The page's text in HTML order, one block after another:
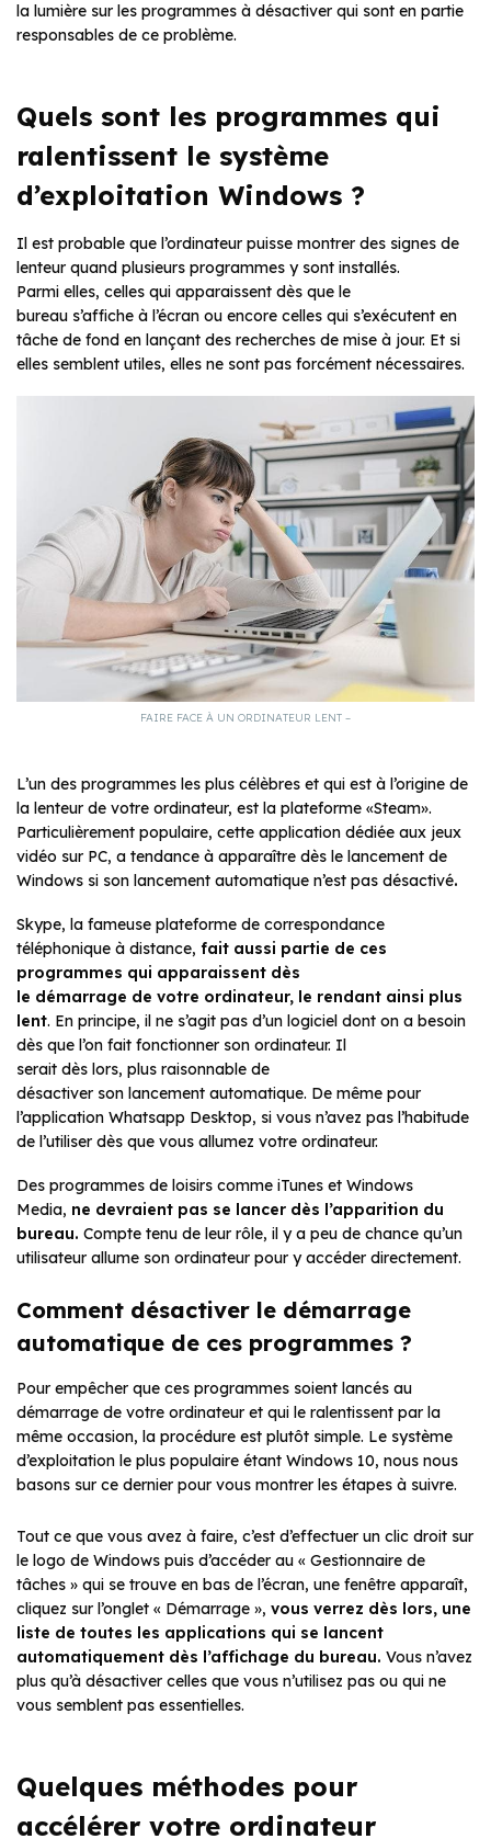
la lumière sur les programmes à désactiver qui sont en partie
responsables de ce problème.
Quels sont les programmes qui
ralentissent le système
d’exploitation Windows ?
Il est probable que l’ordinateur puisse montrer des signes de
lenteur quand plusieurs programmes y sont installés.
Parmi elles, celles qui apparaissent dès que le
bureau s’affiche à l’écran ou encore celles qui s’exécutent en
tâche de fond en lançant des recherches de mise à jour. Et si
elles semblent utiles, elles ne sont pas forcément nécessaires.
FAIRE FACE À UN ORDINATEUR LENT –
L’un des programmes les plus célèbres et qui est à l’origine de
la lenteur de votre ordinateur, est la plateforme «Steam».
Particulièrement populaire, cette application dédiée aux jeux
vidéo sur PC, a tendance à apparaître dès le lancement de
Windows si son lancement automatique n’est pas désactivé.
Skype, la fameuse plateforme de correspondance
téléphonique à distance, fait aussi partie de ces
programmes qui apparaissent dès
le démarrage de votre ordinateur, le rendant ainsi plus
lent. En principe, il ne s’agit pas d’un logiciel dont on a besoin
dès que l’on fait fonctionner son ordinateur. Il
serait dès lors, plus raisonnable de
désactiver son lancement automatique. De même pour
l’application Whatsapp Desktop, si vous n’avez pas l’habitude
de l’utiliser dès que vous allumez votre ordinateur.
Des programmes de loisirs comme iTunes et Windows
Media, ne devraient pas se lancer dès l’apparition du
bureau. Compte tenu de leur rôle, il y a peu de chance qu’un
utilisateur allume son ordinateur pour y accéder directement.
Comment désactiver le démarrage
automatique de ces programmes ?
Pour empêcher que ces programmes soient lancés au
démarrage de votre ordinateur et qui le ralentissent par la
même occasion, la procédure est plutôt simple. Le système
d’exploitation le plus populaire étant Windows 10, nous nous
basons sur ce dernier pour vous montrer les étapes à suivre.
Tout ce que vous avez à faire, c’est d’effectuer un clic droit sur
le logo de Windows puis d’accéder au « Gestionnaire de
tâches » qui se trouve en bas de l’écran, une fenêtre apparaît,
cliquez sur l’onglet « Démarrage », vous verrez dès lors, une
liste de toutes les applications qui se lancent
automatiquement dès l’affichage du bureau. Vous n’avez
plus qu’à désactiver celles que vous n’utilisez pas ou qui ne
vous semblent pas essentielles.
Quelques méthodes pour
accélérer votre ordinateur